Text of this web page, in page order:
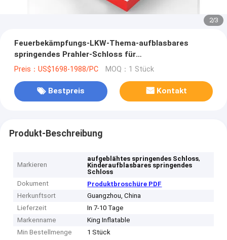
2/3
Feuerbekämpfungs-LKW-Thema-aufblasbares
springendes Prahler-Schloss für
Handelsunterhaltung
Preis：US$1698-1988/PC MOQ：1 Stück
Bestpreis Kontakt
Produkt-Beschreibung
Markieren
aufgeblähtes springendes Schloss,
Kinderaufblasbares springendes
Schloss
Dokument
Produktbroschüre PDF
Herkunftsort
Guangzhou, China
Lieferzeit
In 7-10 Tage
Markenname
King Inflatable
Min Bestellmenge
1 Stück